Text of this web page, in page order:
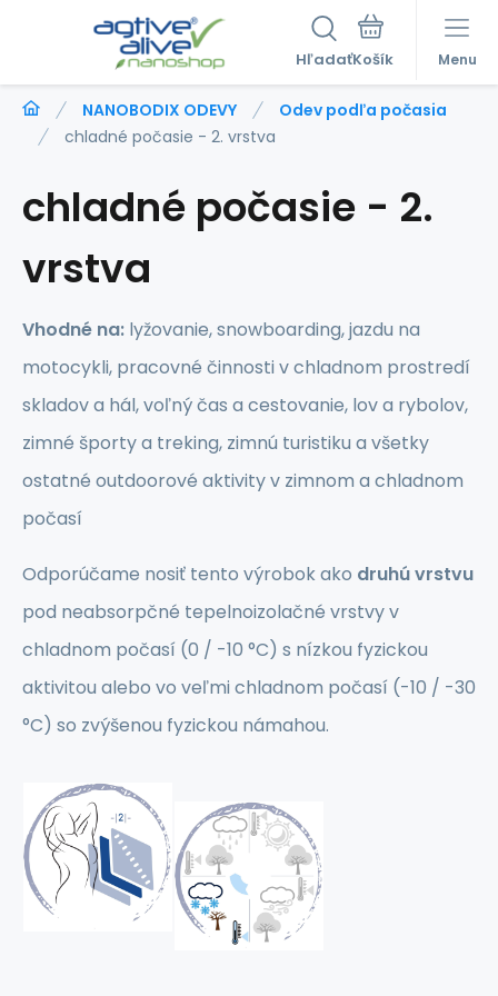
Hľadať Menu
NANOBODIX ODEVY
Odev podľa počasia
chladné počasie - 2. vrstva
chladné počasie - 2.
vrstva
Vhodné na: lyžovanie, snowboarding, jazdu na
motocykli, pracovné činnosti v chladnom prostredí
skladov a hál, voľný čas a cestovanie, lov a rybolov,
zimné športy a treking, zimnú turistiku a všetky
ostatné outdoorové aktivity v zimnom a chladnom
počasí
Odporúčame nosiť tento výrobok ako druhú vrstvu
pod neabsorpčné tepelnoizolačné vrstvy v
chladnom počasí (0 / -10 °C) s nízkou fyzickou
aktivitou alebo vo veľmi chladnom počasí (-10 / -30
°C) so zvýšenou fyzickou námahou.